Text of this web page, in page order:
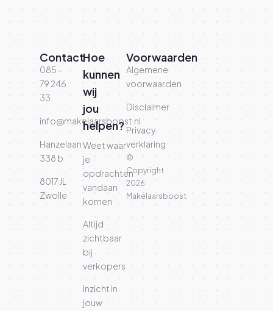
Contact
085 -
79 246
33
info@makelaarsboost.nl
Hanzelaan
338 b
8017 JL
Zwolle
Hoe
kunnen
wij
jou
helpen?
Weet waar
je
opdrachten
vandaan
komen
Altijd
zichtbaar
bij
verkopers
Inzicht in
jouw
Voorwaarden
Algemene
voorwaarden
Disclaimer
Privacy
verklaring
©
Copyright
2026
Makelaarsboost